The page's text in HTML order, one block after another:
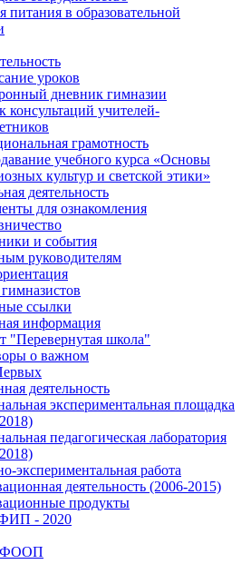
питания в образовательной
уроков
дневник гимназии
консультаций учителей-
грамотность
учебного курса «Основы
культур и светской этики»
деятельность
для ознакомления
и события
руководителям
ссылки
информация
"Перевернутая школа"
о важном
деятельность
экспериментальная площадка
педагогическая лаборатория
экспериментальная работа
деятельность (2006-2015)
продукты
- 2020
ФООП